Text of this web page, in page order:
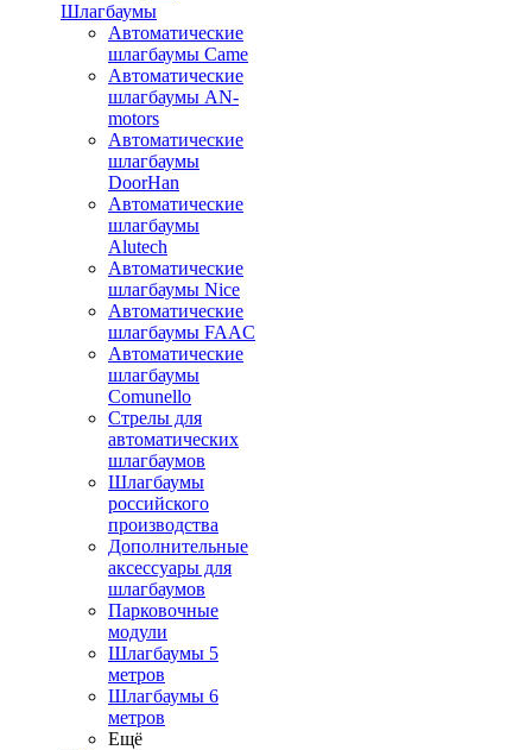
Шлагбаумы
Автоматические
шлагбаумы Came
Автоматические
шлагбаумы AN-
motors
Автоматические
шлагбаумы
DoorHan
Автоматические
шлагбаумы
Alutech
Автоматические
шлагбаумы Nice
Автоматические
шлагбаумы FAAC
Автоматические
шлагбаумы
Comunello
Стрелы для
автоматических
шлагбаумов
Шлагбаумы
российского
производства
Дополнительные
аксессуары для
шлагбаумов
Парковочные
модули
Шлагбаумы 5
метров
Шлагбаумы 6
метров
Ещё